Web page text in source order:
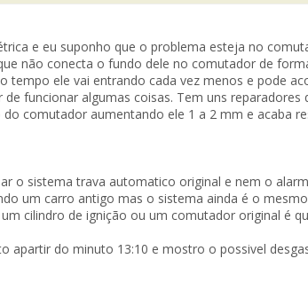
e eu suponho que o problema esteja no
não conecta o fundo dele no comutador de
tempo ele vai entrando cada vez menos e pode
funcionar algumas coisas. Tem uns reparadores
comutador aumentando ele 1 a 2 mm e acaba
o sistema trava automatico original e nem o
um carro antigo mas o sistema ainda é o
cilindro de ignição ou um comutador original é
apartir do minuto 13:10 e mostro o possivel